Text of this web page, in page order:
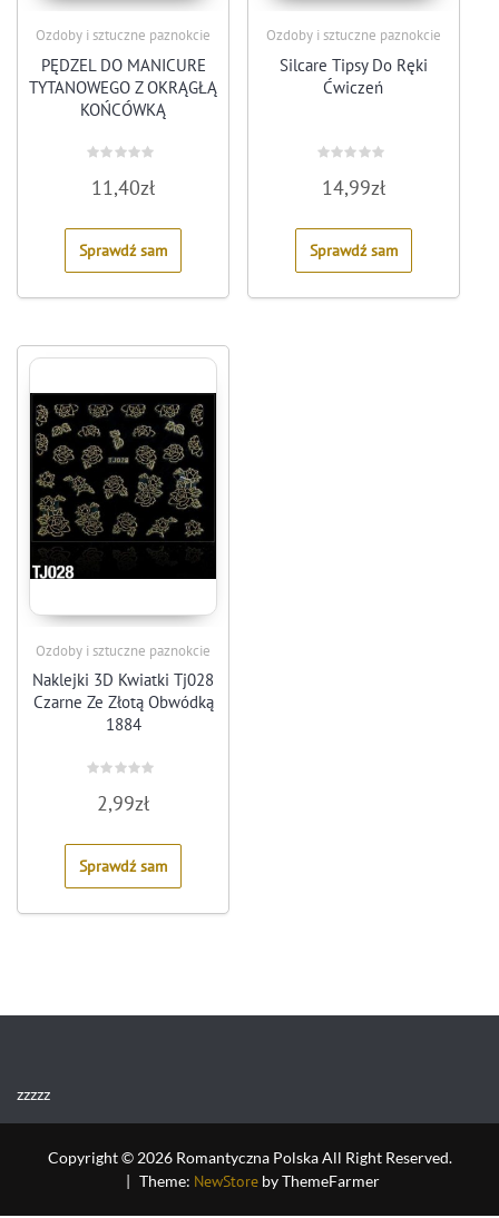
Ozdoby i sztuczne paznokcie
PĘDZEL DO MANICURE
TYTANOWEGO Z OKRĄGŁĄ
KOŃCÓWKĄ
0
out
5
11,40zł
Sprawdź sam
Ozdoby i sztuczne paznokcie
Silcare Tipsy Do Ręki
Ćwiczeń
0
out
5
14,99zł
Sprawdź sam
Ozdoby i sztuczne paznokcie
Naklejki 3D Kwiatki Tj028
Czarne Ze Złotą Obwódką
1884
out
5
2,99zł
Sprawdź sam
zzzzz
Copyright © 2026 Romantyczna Polska All Right Reserved.
| Theme: NewStoreby ThemeFarmer